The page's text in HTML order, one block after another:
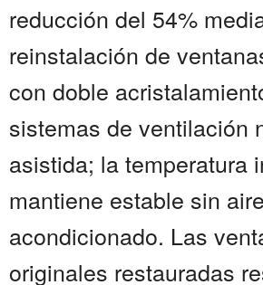
reducción del 54%
reinstalación de
con doble
sistemas de ventilación
asistida; la temperatura
mantiene estable sin aire
acondicionado. Las
originales restauradas